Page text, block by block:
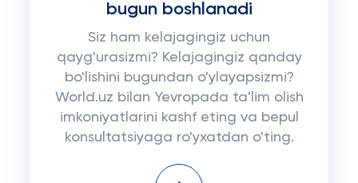
bugun boshlanadi
Siz ham kelajagingiz uchun
qayg'urasizmi? Kelajagingiz qanday
bo'lishini bugundan o'ylayapsizmi?
World.uz bilan Yevropada ta'lim olish
imkoniyatlarini kashf eting va bepul
konsultatsiyaga ro'yxatdan o'ting.